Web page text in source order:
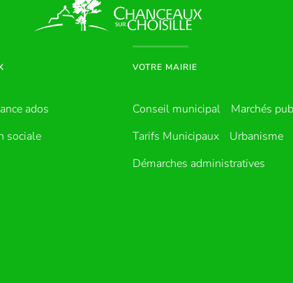
ados
sociale
VOTRE MAIRIE
Conseil municipal
Marchés
Tarifs Municipaux
Urbanisme
Démarches administratives